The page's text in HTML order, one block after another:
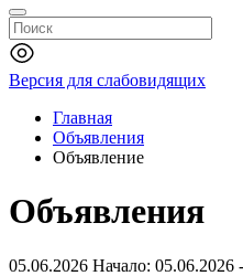
Версия для слабовидящих
Главная
Объявления
Объявление
Объявления
05.06.2026 Начало: 05.06.2026